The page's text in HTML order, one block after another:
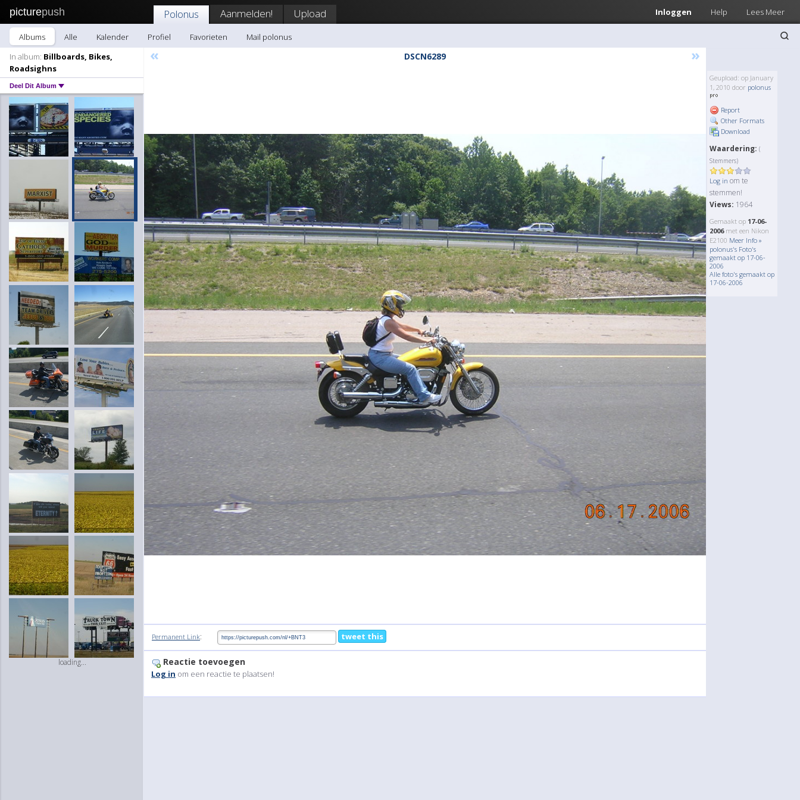
picturepush Inloggen Help Lees Meer
Polonus Aanmelden! Upload
Albums Alle Kalender Profiel Favorieten
Mail polonus
In album: Billboards, Bikes,
Roadsighns
Deel Dit Album
loading...
« DSCN6289 »
Geupload: op January
1, 2010 door polonus
Report
Other Formats
Download
Waardering: (
Stemmers)
Log in om te
stemmen!
Views: 1964
Gemaakt op 17-06-
2006met een Nikon
E2100 Meer Info »
polonus's Foto's
gemaakt op 17-06-
2006
Alle foto's gemaakt op
17-06-2006
Permanent Link: tweet this
Reactie toevoegen
Log in om een reactie te plaatsen!